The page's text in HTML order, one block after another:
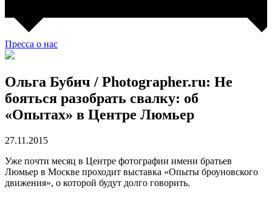
Пресса о нас
Ольга Бубич / Photographer.ru: Не
бояться разобрать свалку: об
«Опытах» в Центре Люмьер
27.11.2015
Уже почти месяц в Центре фотографии имени братьев
Люмьер в Москве проходит выставка «Опыты броуновского
движения», о которой будут долго говорить.